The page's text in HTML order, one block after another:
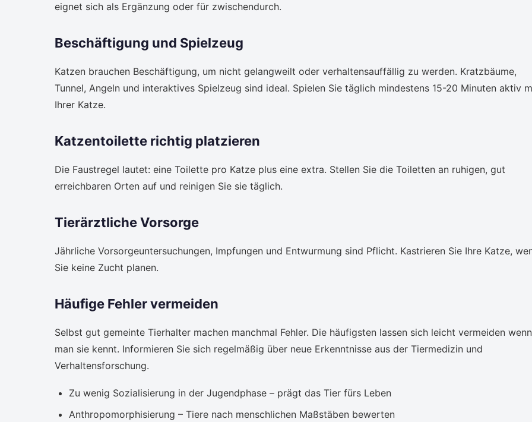
eignet sich als Ergänzung oder für zwischendurch.
Beschäftigung und Spielzeug
Katzen brauchen Beschäftigung, um nicht gelangweilt oder verhaltensauffällig zu werden. Kratzbäume,
Tunnel, Angeln und interaktives Spielzeug sind ideal. Spielen Sie täglich mindestens 15-20 Minuten aktiv
Ihrer Katze.
Katzentoilette richtig platzieren
Die Faustregel lautet: eine Toilette pro Katze plus eine extra. Stellen Sie die Toiletten an ruhigen, gut
erreichbaren Orten auf und reinigen Sie sie täglich.
Tierärztliche Vorsorge
Jährliche Vorsorgeuntersuchungen, Impfungen und Entwurmung sind Pflicht. Kastrieren Sie Ihre Katze,
Sie keine Zucht planen.
Häufige Fehler vermeiden
Selbst gut gemeinte Tierhalter machen manchmal Fehler. Die häufigsten lassen sich leicht vermeiden wenn
man sie kennt. Informieren Sie sich regelmäßig über neue Erkenntnisse aus der Tiermedizin und
Verhaltensforschung.
Zu wenig Sozialisierung in der Jugendphase – prägt das Tier fürs Leben
Anthropomorphisierung – Tiere nach menschlichen Maßstäben bewerten